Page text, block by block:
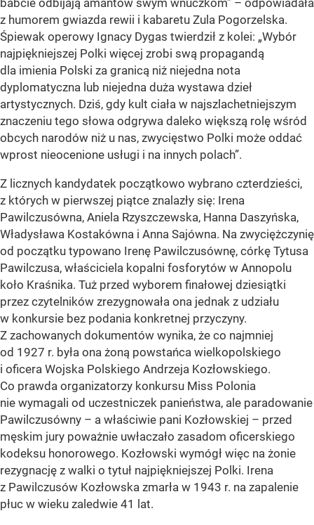
babcie odbijają amantów swym wnuczkom” – odpowiadała
z humorem gwiazda rewii i kabaretu Zula Pogorzelska.
Śpiewak operowy Ignacy Dygas twierdził z kolei: „Wybór
najpiękniejszej Polki więcej zrobi swą propagandą
dla imienia Polski za granicą niż niejedna nota
dyplomatyczna lub niejedna duża wystawa dzieł
artystycznych. Dziś, gdy kult ciała w najszlachetniejszym
znaczeniu tego słowa odgrywa daleko większą rolę wśród
obcych narodów niż u nas, zwycięstwo Polki może oddać
wprost nieocenione usługi i na innych polach”.
Z licznych kandydatek początkowo wybrano czterdzieści,
z których w pierwszej piątce znalazły się: Irena
Pawilczusówna, Aniela Rzyszczewska, Hanna Daszyńska,
Władysława Kostakówna i Anna Sajówna. Na zwyciężczynię
od początku typowano Irenę Pawilczusównę, córkę Tytusa
Pawilczusa, właściciela kopalni fosforytów w Annopolu
koło Kraśnika. Tuż przed wyborem finałowej dziesiątki
przez czytelników zrezygnowała ona jednak z udziału
w konkursie bez podania konkretnej przyczyny.
Z zachowanych dokumentów wynika, że co najmniej
od 1927 r. była ona żoną powstańca wielkopolskiego
i oficera Wojska Polskiego Andrzeja Kozłowskiego.
Co prawda organizatorzy konkursu Miss Polonia
nie wymagali od uczestniczek panieństwa, ale paradowanie
Pawilczusówny – a właściwie pani Kozłowskiej – przed
męskim jury poważnie uwłaczało zasadom oficerskiego
kodeksu honorowego. Kozłowski wymógł więc na żonie
rezygnację z walki o tytuł najpiękniejszej Polki. Irena
z Pawilczusów Kozłowska zmarła w 1943 r. na zapalenie
płuc w wieku zaledwie 41 lat.